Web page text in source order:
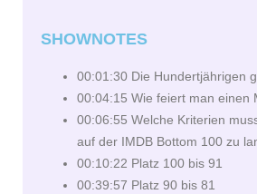
SHOWNOTES
00:01:30 Die Hundertjährigen
00:04:15 Wie feiert man einen
00:06:55 Welche Kriterien
auf der IMDB Bottom 100 zu
00:10:22 Platz 100 bis 91
00:39:57 Platz 90 bis 81